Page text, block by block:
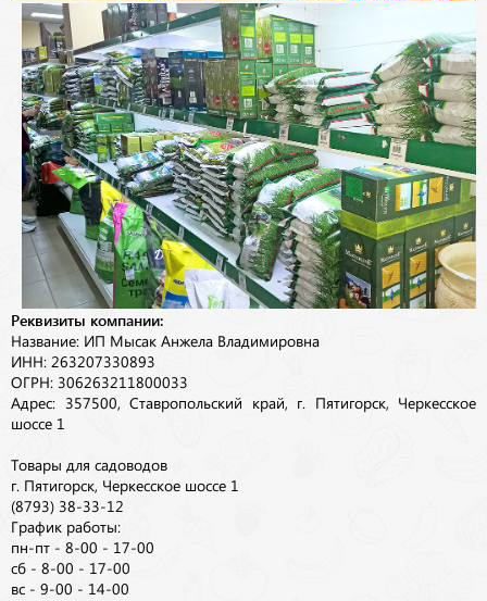
Реквизиты компании:
Название: ИП Мысак Анжела Владимировна
ИНН: 263207330893
ОГРН: 306263211800033
Адрес: 357500, Ставропольский край, г. Пятигорск, Черкесское
шоссе 1
Товары для садоводов
г. Пятигорск, Черкесское шоссе 1
(8793) 38-33-12
График работы:
пн-пт - 8-00 - 17-00
сб - 8-00 - 17-00
вс - 9-00 - 14-00